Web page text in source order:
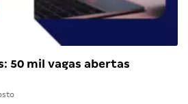
50 mil vagas abertas